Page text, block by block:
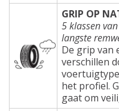
GRIP OP
5 klassen
langste
De grip van
verschillen
het profiel.
gaat om